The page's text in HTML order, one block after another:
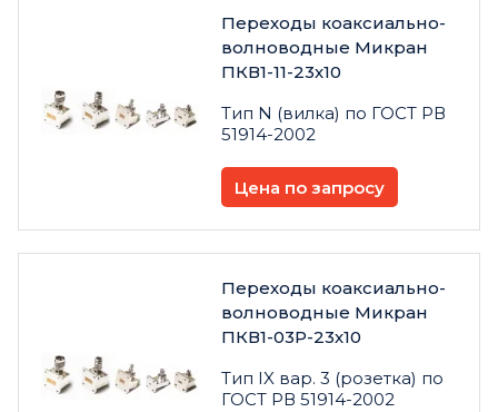
Переходы коаксиально-
волноводные Микран
ПКВ1-11-23х10
Тип N (вилка) по ГОСТ РВ
51914-2002
Цена по запросу
Переходы коаксиально-
волноводные Микран
ПКВ1-03Р-23х10
Тип IX вар. 3 (розетка) по
ГОСТ РВ 51914-2002